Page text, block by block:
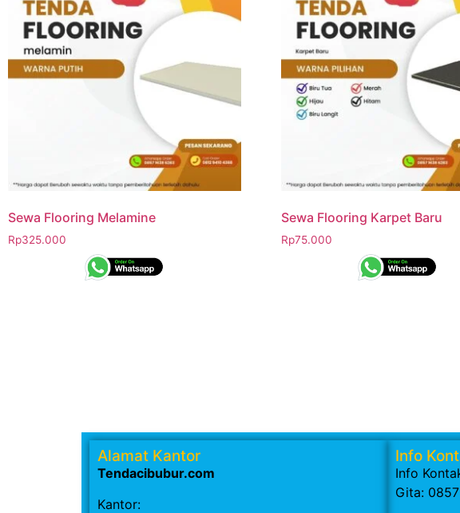
Sewa Flooring Melamine
Rp325.000
Sewa Flooring Karpet Baru
Rp75.000
Alamat Kantor
Tendacibubur.com
Kantor:
Info
Info
Gita: